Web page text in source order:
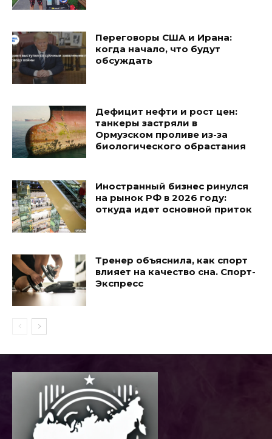
Переговоры США и Ирана:
когда начало, что будут
обсуждать
Дефицит нефти и рост цен:
танкеры застряли в
Ормузском проливе из-за
биологического обрастания
Иностранный бизнес ринулся
на рынок РФ в 2026 году:
откуда идет основной приток
Тренер объяснила, как спорт
влияет на качество сна. Спорт-
Экспресс